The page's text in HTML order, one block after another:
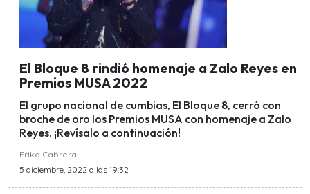
El Bloque 8 rindió homenaje a Zalo Reyes en
Premios MUSA 2022
El grupo nacional de cumbias, El Bloque 8, cerró con
broche de oro los Premios MUSA con homenaje a Zalo
Reyes. ¡Revísalo a continuación!
Erika Cabrera
5 diciembre, 2022 a las 19:32